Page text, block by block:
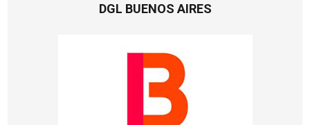
DGL BUENOS AIRES